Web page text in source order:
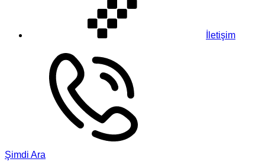
İletişim
Şimdi Ara